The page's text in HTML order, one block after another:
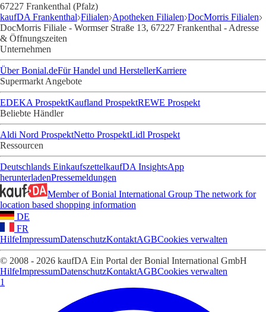
67227 Frankenthal (Pfalz)
kaufDA Frankenthal Filialen Apotheken Filialen DocMorris Filialen
DocMorris Filiale - Wormser Straße 13, 67227 Frankenthal - Adresse
& Öffnungszeiten
Unternehmen
Über Bonial.deFür Handel und HerstellerKarriere
Supermarkt Angebote
EDEKA ProspektKaufland ProspektREWE Prospekt
Beliebte Händler
Aldi Nord ProspektNetto ProspektLidl Prospekt
Ressourcen
Deutschlands EinkaufszettelkaufDA InsightsApp
herunterladenPressemeldungen
Member of Bonial International Group The network for
location based shopping information
DE
FR
HilfeImpressumDatenschutzKontaktAGBCookies verwalten
© 2008 - 2026 kaufDA Ein Portal der Bonial International GmbH
HilfeImpressumDatenschutzKontaktAGBCookies verwalten
1